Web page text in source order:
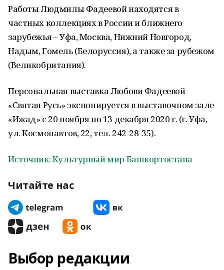
Работы Людмилы Фадеевой находятся в
частных коллекциях в России и ближнего
зарубежья – Уфа, Москва, Нижний Новгород,
Надым, Гомель (Белоруссия), а также за рубежом
(Великобритания).
Персональная выставка Любови Фадеевой
«Святая Русь» экспонируется в выставочном зале
«Ижад» с 20 ноября по 13 декабря 2020 г. (г. Уфа,
ул. Космонавтов, 22, тел. 242-28-35).
Источник: Культурный мир Башкортостана
Читайте нас
Выбор редакции